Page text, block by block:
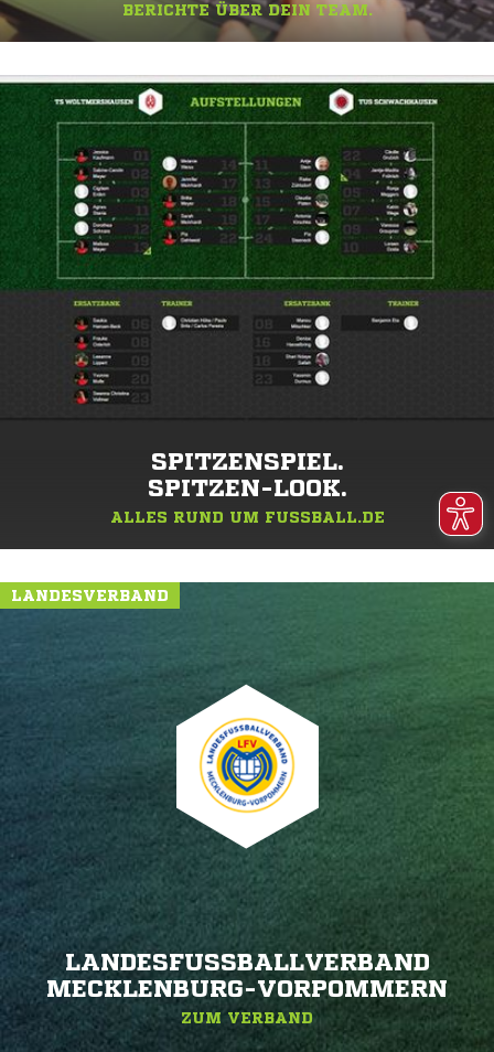
BERICHTE ÜBER DEIN TEAM.
SPITZENSPIEL.
SPITZEN-LOOK.
ALLES RUND UM FUSSBALL.DE
LANDESVERBAND
LANDESFUSSBALLVERBAND M
ECKLENBURG-VORPOMMERN
ZUM VERBAND